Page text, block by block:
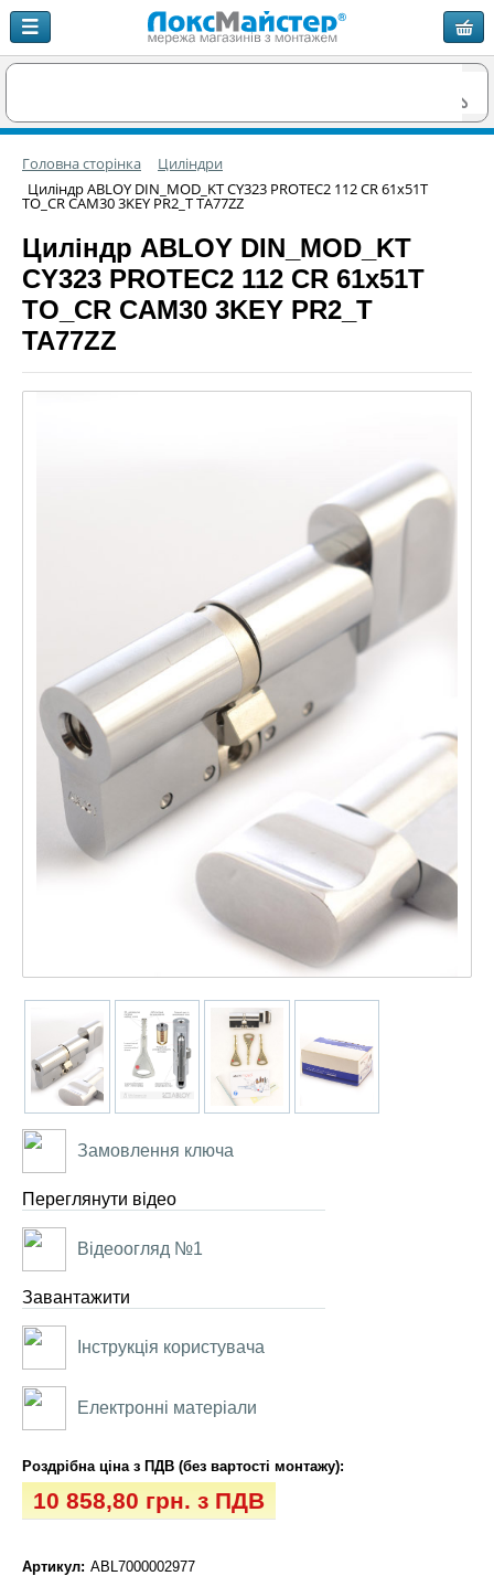
Головна сторінка
Циліндри
Циліндр ABLOY DIN_MOD_KT CY323 PROTEC2 112 CR 61x51T
TO_CR CAM30 3KEY PR2_T TA77ZZ
Циліндр ABLOY DIN_MOD_KT
CY323 PROTEC2 112 CR 61x51T
TO_CR CAM30 3KEY PR2_T
TA77ZZ
Замовлення ключа
Переглянути відео
Відеоогляд №1
Завантажити
Інструкція користувача
Електронні матеріали
Роздрібна ціна з ПДВ (без вартості монтажу):
10 858,80 грн. з ПДВ
Артикул: ABL7000002977